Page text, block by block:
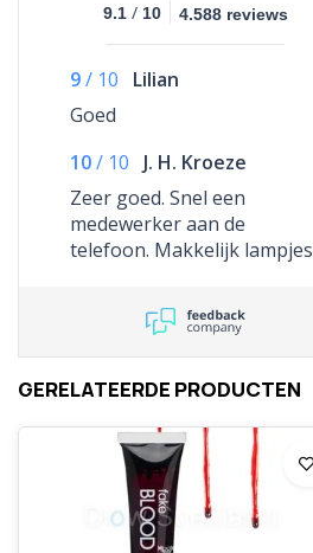
9.1 / 10 4.588 reviews
9/ 10
Lilian
Goed
10/ 10
J. H. Kroeze
Zeer goed. Snel een
medewerker aan de
telefoon. Makkelijk lampjes
kunnen sturen. Geld snel
teruggestort.
GERELATEERDE PRODUCTEN